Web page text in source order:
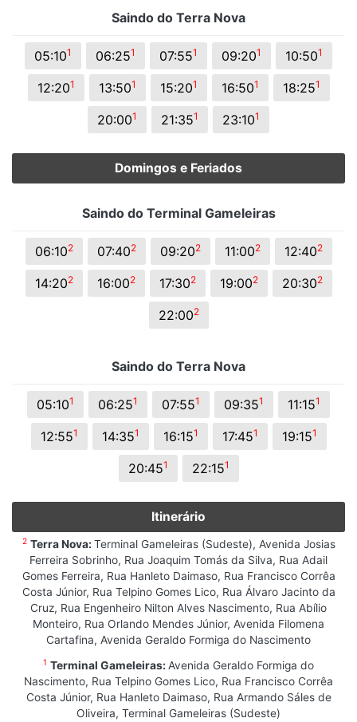
Saindo do Terra Nova
05:101 06:251 07:551 09:201 10:501
12:201 13:501 15:201 16:501 18:251
20:001 21:351 23:101
Domingos e Feriados
Saindo do Terminal Gameleiras
06:102 07:402 09:202 11:002 12:402
14:202 16:002 17:302 19:002 20:302
22:002
Saindo do Terra Nova
05:101 06:251 07:551 09:351 11:151
12:551 14:351 16:151 17:451 19:151
20:451 22:151
Itinerário
2 Terra Nova: Terminal Gameleiras (Sudeste), Avenida Josias
Ferreira Sobrinho, Rua Joaquim Tomás da Silva, Rua Adail
Gomes Ferreira, Rua Hanleto Daimaso, Rua Francisco Corrêa
Costa Júnior, Rua Telpino Gomes Lico, Rua Álvaro Jacinto da
Cruz, Rua Engenheiro Nilton Alves Nascimento, Rua Abílio
Monteiro, Rua Orlando Mendes Júnior, Avenida Filomena
Cartafina, Avenida Geraldo Formiga do Nascimento
1 Terminal Gameleiras: Avenida Geraldo Formiga do
Nascimento, Rua Telpino Gomes Lico, Rua Francisco Corrêa
Costa Júnior, Rua Hanleto Daimaso, Rua Armando Sáles de
Oliveira, Terminal Gameleiras (Sudeste)